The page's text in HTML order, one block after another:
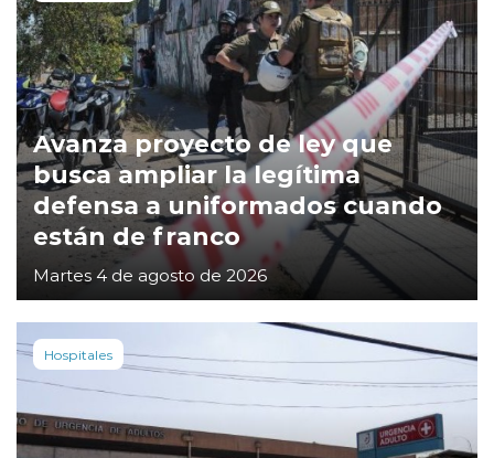
Avanza proyecto de ley que
busca ampliar la legítima
defensa a uniformados cuando
están de franco
Martes 4 de agosto de 2026
Hospitales